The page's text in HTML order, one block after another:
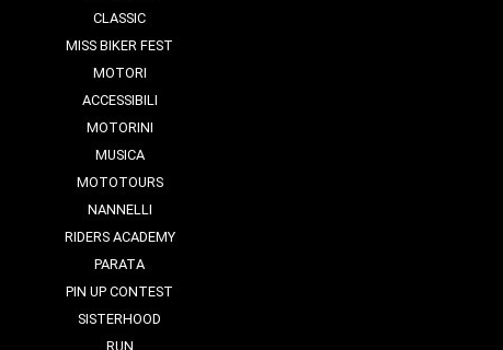
CLASSIC
MISS BIKER FEST
MOTORI
ACCESSIBILI
MOTORINI
MUSICA
MOTOTOURS
NANNELLI
RIDERS ACADEMY
PARATA
PIN UP CONTEST
SISTERHOOD
RUN